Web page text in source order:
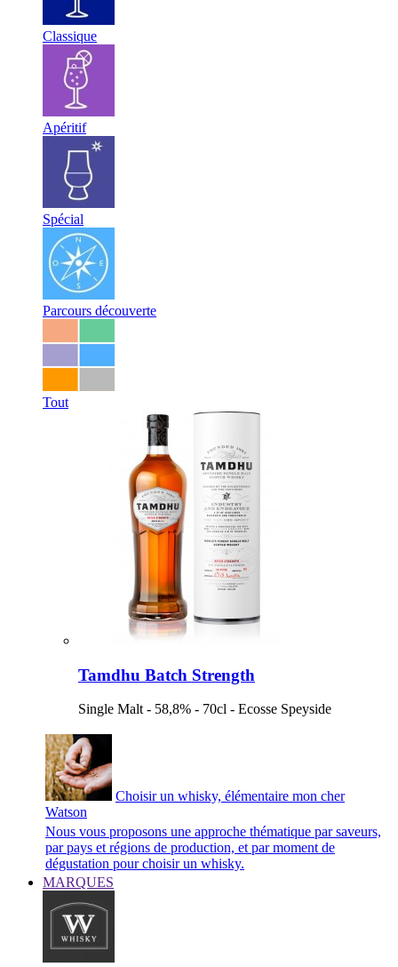
Classique
Apéritif
Spécial
Parcours découverte
Tout
Tamdhu Batch Strength
Single Malt - 58,8% - 70cl - Ecosse Speyside
Choisir un whisky, élémentaire mon cher
Watson
Nous vous proposons une approche thématique par saveurs,
par pays et régions de production, et par moment de
dégustation pour choisir un whisky.
MARQUES